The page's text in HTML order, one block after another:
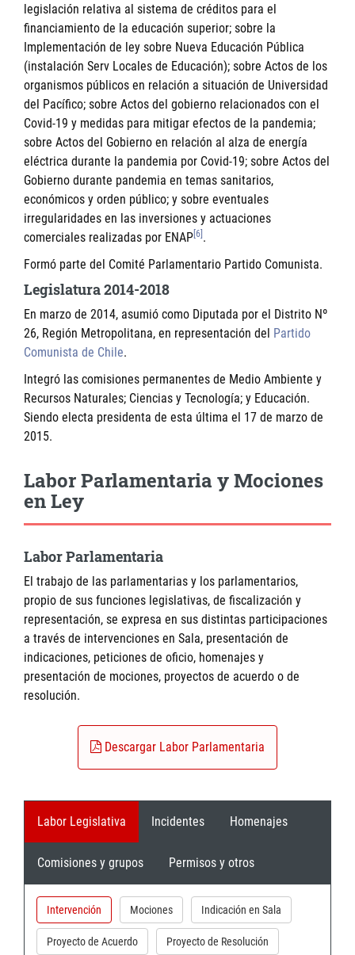
legislación relativa al sistema de créditos para el
financiamiento de la educación superior; sobre la
Implementación de ley sobre Nueva Educación Pública
(instalación Serv Locales de Educación); sobre Actos de los
organismos públicos en relación a situación de Universidad
del Pacífico; sobre Actos del gobierno relacionados con el
Covid-19 y medidas para mitigar efectos de la pandemia;
sobre Actos del Gobierno en relación al alza de energía
eléctrica durante la pandemia por Covid-19; sobre Actos del
Gobierno durante pandemia en temas sanitarios,
económicos y orden público; y sobre eventuales
irregularidades en las inversiones y actuaciones
comerciales realizadas por ENAP [6] .
Formó parte del Comité Parlamentario Partido Comunista.
Legislatura 2014-2018
En marzo de 2014, asumió como Diputada por el Distrito Nº
26, Región Metropolitana, en representación del Partido
Comunista de Chile.
Integró las comisiones permanentes de Medio Ambiente y
Recursos Naturales; Ciencias y Tecnología; y Educación.
Siendo electa presidenta de esta última el 17 de marzo de
2015.
Labor Parlamentaria y Mociones
en Ley
Labor Parlamentaria
El trabajo de las parlamentarias y los parlamentarios,
propio de sus funciones legislativas, de fiscalización y
representación, se expresa en sus distintas participaciones
a través de intervenciones en Sala, presentación de
indicaciones, peticiones de oficio, homenajes y
presentación de mociones, proyectos de acuerdo o de
resolución.
Descargar Labor Parlamentaria
Labor Legislativa Incidentes Homenajes
Comisiones y grupos Permisos y otros
Intervención Mociones Indicación en Sala
Proyecto de Acuerdo Proyecto de Resolución